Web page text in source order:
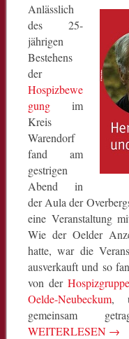
Anlässlich
des 25-
jährigen
Bestehens
der
Hospizbewe
gungim
Kreis
Warendorf
fand am
gestrigen
Abend in
der Aula der
eine Veranstaltung
Wie der Oelder
hatte, war die
ausverkauft und so
von der
Oelde-Neubeckum,
gemeinsam
WEITERLESEN →